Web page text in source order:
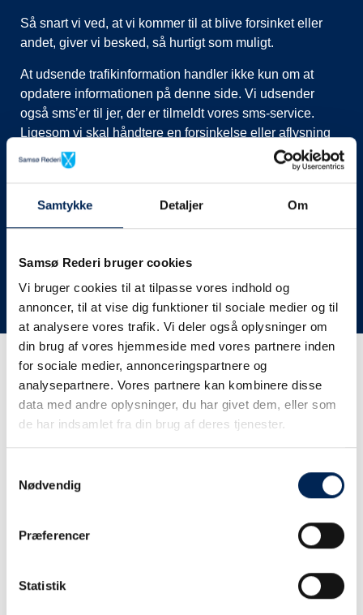
Samtykke Detaljer Om
Samsø Rederi bruger cookies
Vi bruger cookies til at tilpasse vores indhold og
annoncer, til at vise dig funktioner til sociale medier og til
at analysere vores trafik. Vi deler også oplysninger om
din brug af vores hjemmeside med vores partnere inden
for sociale medier, annonceringspartnere og
analysepartnere. Vores partnere kan kombinere disse
data med andre oplysninger, du har givet dem, eller som
de har indsamlet fra din brug af deres tjenester.
Nødvendig
Præferencer
Statistik
Så snart vi ved, at vi kommer til at blive forsinket eller
andet, giver vi besked, så hurtigt som muligt.
At udsende trafikinformation handler ikke kun om at
opdatere informationen på denne side. Vi udsender
også sms’er til jer, der er tilmeldt vores sms-service.
Ligesom vi skal håndtere en forsinkelse eller aflysning
ved at lukke afgange i vores system, evt. flytte kunder til
nye afgange, ringe til vognmænd der skal have flyttet
her på siden og ikke ringe eller skrive til os, da vi ikke
har mere at fortælle end I kan læse her.
Vi takker for jeres forståelse.
Få trafikinformation på
sms
tjekke vores hjemmeside eller ringe til os.